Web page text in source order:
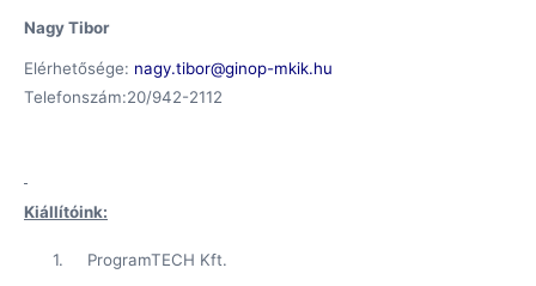
Nagy Tibor
Elérhetősége: nagy.tibor@ginop-mkik.hu
Telefonszám:20/942-2112
Kiállítóink:
1. ProgramTECH Kft.